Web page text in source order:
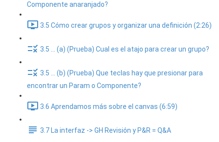
Componente anaranjado?
3.5 Cómo crear grupos y organizar una definición (2:26)
3.5 ... (a) (Prueba) Cual es el atajo para crear un grupo?
3.5 ... (b) (Prueba) Que teclas hay que presionar para
encontrar un Param o Componente?
3.6 Aprendamos más sobre el canvas (6:59)
3.7 La interfaz -> GH Revisión y P&R = Q&A